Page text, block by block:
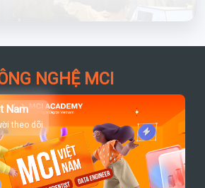
NGHỆ MCI
Nam
theo dõi